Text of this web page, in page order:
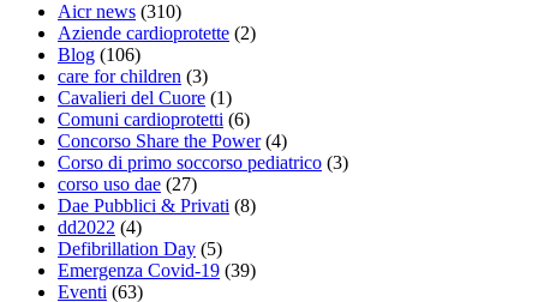
Aicr news (310)
Aziende cardioprotette (2)
Blog (106)
care for children (3)
Cavalieri del Cuore (1)
Comuni cardioprotetti (6)
Concorso Share the Power(4)
Corso di primo soccorso pediatrico (3)
corso uso dae (27)
Dae Pubblici & Privati (8)
dd2022 (4)
Defibrillation Day (5)
Emergenza Covid-19 (39)
Eventi (63)